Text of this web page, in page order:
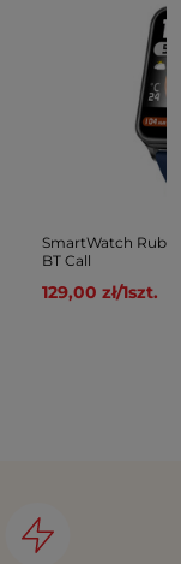
SmartWatch
BT Call
129,00 zł/1szt.